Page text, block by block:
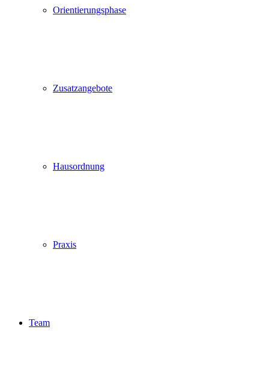
Orientierungsphase
Zusatzangebote
Hausordnung
Praxis
Team